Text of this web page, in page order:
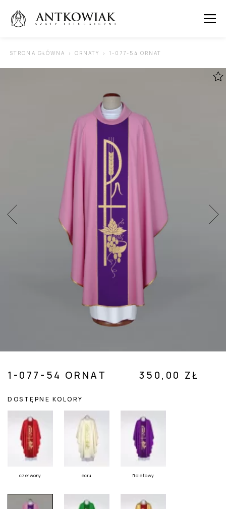
SUBMENU (KAPY )
SUBMENU (SUTANNY I DODATKI )
SUBMENU (POZOSTAŁE )
STRONA GŁÓWNA ORNATY 1-077-54 ORNAT
1-077-54 ORNAT 350,00 ZŁ
DOSTĘPNE KOLORY
czerwony ecru fioletowy